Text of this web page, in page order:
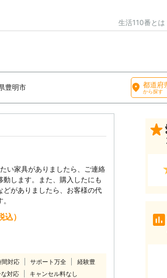
生活110番とは
豊明市 都道府
から探す
い家具がありましたら、ご連絡
動します。また、購入したにも
がありましたら、お客様の代
）
対応 サポート万全
経験豊
対応 キャンセル料なし